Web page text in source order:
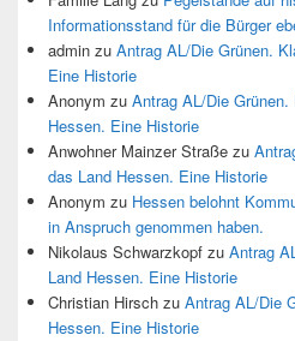
Informationsstand für die Bürger
admin zu Antrag AL/Die Grünen.
Eine Historie
Anonym zu Antrag AL/Die
Hessen. Eine Historie
Anwohner Mainzer Straße zu
das Land Hessen. Eine Historie
Anonym zu Hessen belohnt
in Anspruch genommen haben.
Nikolaus Schwarzkopf zu Antrag
Land Hessen. Eine Historie
Christian Hirsch zu Antrag AL/Die
Hessen. Eine Historie